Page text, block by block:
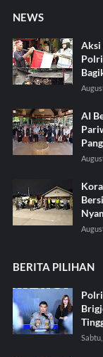
NEWS
Aksi
AI
BERITA PILIHAN